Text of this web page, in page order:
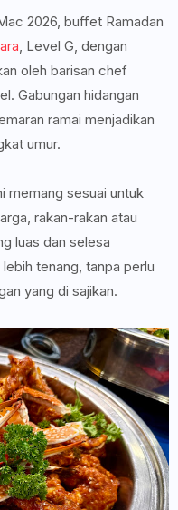
2026, buffet Ramadan
, Level G, dengan
oleh barisan chef
Gabungan hidangan
ramai menjadikan
umur.
memang sesuai untuk
rakan-rakan atau
luas dan selesa
tenang, tanpa perlu
yang di sajikan.